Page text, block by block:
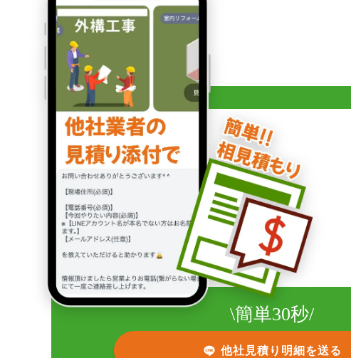
\簡単30秒/
他社見積り明細を送る